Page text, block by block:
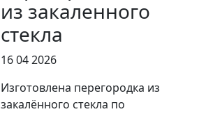
из закаленного
стекла
16 04 2026
Изготовлена перегородка из
закалённого стекла по